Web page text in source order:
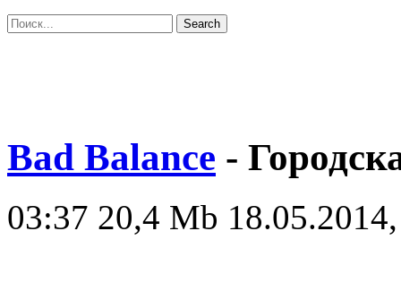
Bad Balance -
03:37 20,4 Mb